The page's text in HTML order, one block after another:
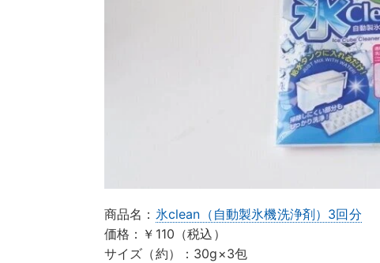
商品名： 氷clean（自動製氷機洗浄剤）3回分
価格：￥110（税込）
サイズ（約）：30g×3包